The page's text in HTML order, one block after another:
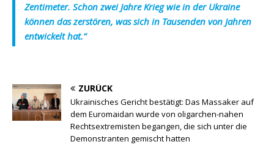
Zentimeter. Schon zwei Jahre Krieg wie in der Ukraine
können das zerstören, was sich in Tausenden von Jahren
entwickelt hat.“
ZURÜCK
Ukrainisches Gericht bestätigt: Das Massaker auf
dem Euromaidan wurde von oligarchen-nahen
Rechtsextremisten begangen, die sich unter die
Demonstranten gemischt hatten